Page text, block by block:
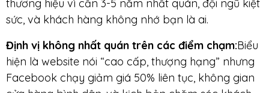
thương hiệu vì cần 3-5 năm nhất quán, đội ngũ kiệt
sức, và khách hàng không nhớ bạn là ai.
Định vị không nhất quán trên các điểm chạm:Biểu
hiện là website nói “cao cấp, thượng hạng” nhưng
Facebook chạy giảm giá 50% liên tục, không gian